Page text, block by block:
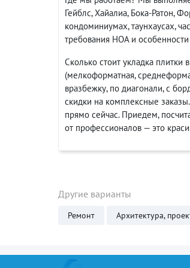
Гейблс, Хайалиа, Бока-Ратон,
кондоминиумах, таунхаусах,
требования HOA и
Сколько стоит укладка
(мелкоформатная,
вразбежку, по диагонали, с
скидки на комплексные
прямо сейчас. Приедем,
от профессионалов — это
Другие варианты
Ремонт Архитектура,